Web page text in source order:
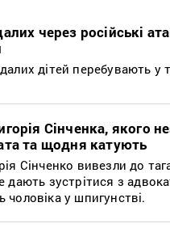
через російські
дітей перебувають у
Сінченка, якого
та щодня катують
Сінченко вивезли до
дають зустрітися з
у шпигунстві.